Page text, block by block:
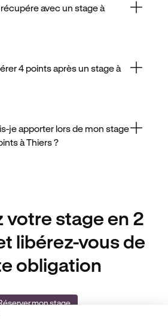
avec un stage à
4 points après un stage à
je apporter lors de mon stage
à Thiers ?
votre stage en 2
libérez-vous de
obligation
mon stage